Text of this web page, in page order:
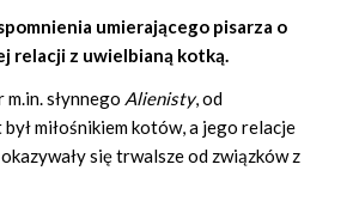
umierającego pisarza o
relacji z uwielbianą kotką.
słynnego Alienisty, od
był miłośnikiem kotów, a jego relacje
się trwalsze od związków z